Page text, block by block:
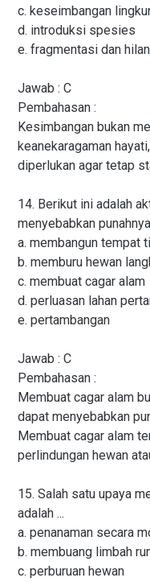
c. keseimbangan
d. introduksi spesies
e. fragmentasi dan
Jawab : C
Pembahasan :
Kesimbangan bukan
keanekaragaman
diperlukan agar tetap
14. Berikut ini adalah
menyebabkan
a. membangun tempat
b. memburu hewan
c. membuat cagar alam
d. perluasan lahan
e. pertambangan
Jawab : C
Pembahasan :
Membuat cagar alam
dapat menyebabkan
Membuat cagar alam
perlindungan hewan
15. Salah satu upaya
adalah ...
a. penanaman secara
b. membuang limbah
c. perburuan hewan